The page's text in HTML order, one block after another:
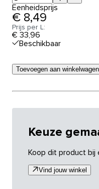
Eenheidsprijs
€ 8,49
Prijs per L:
€ 33,96
Beschikbaar
Toevoegen aan winkelwagen
Keuze
Koop dit product bij
Vind jouw winkel